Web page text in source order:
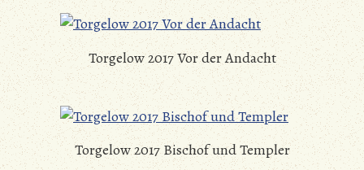
Torgelow 2017 Vor der Andacht
Torgelow 2017 Bischof und Templer